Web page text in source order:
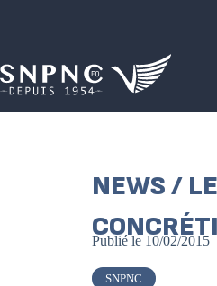
NEWS /
Publié le 10/02/2015
SNPNC